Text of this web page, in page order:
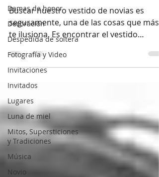
Damas de honor
Decoración
Despedida de soltera
Fotografía y Video
Invitaciones
Invitados
Lugares
Luna de miel
Mitos, Supersticiones
y Tradiciones
Música
Novio
Buscar nuestro vestido de novias es
seguramente, una de las cosas que más
te ilusiona. Es encontrar el vestido
maravilloso que encierre...